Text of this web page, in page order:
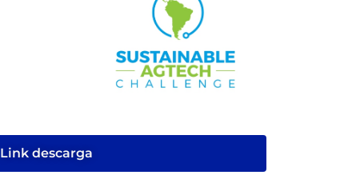
Link descarga